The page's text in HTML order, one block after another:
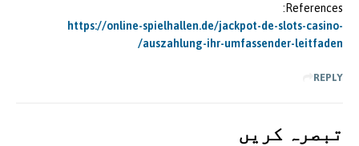
References:
https://online-spielhallen.de/jackpot-de-slots-casino-
auszahlung-ihr-umfassender-leitfaden/
REPLY
تبصرہ کريں